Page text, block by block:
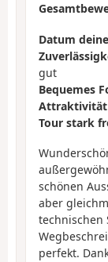
Datum
gut
Bequemes
Attraktivität
Tour stark
schönen
aber
technischen
perfekt.